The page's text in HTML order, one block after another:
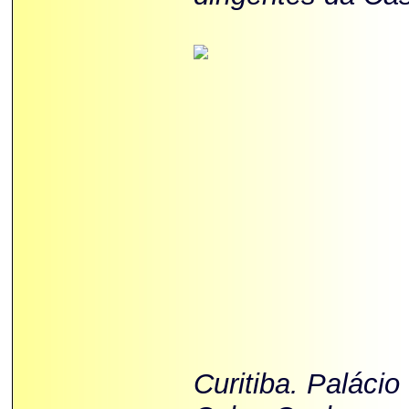
Curitiba.